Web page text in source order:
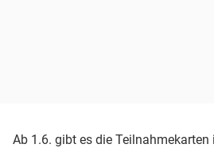
Ab 1.6. gibt es die